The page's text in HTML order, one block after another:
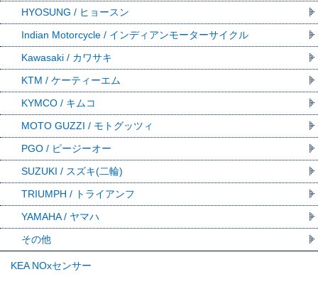
HYOSUNG / ヒョースン
Indian Motorcycle / インディアンモーターサイクル
Kawasaki / カワサキ
KTM / ケーティーエム
KYMCO / キムコ
MOTO GUZZI / モトグッツィ
PGO / ピージーオー
SUZUKI / スズキ(二輪)
TRIUMPH / トライアンフ
YAMAHA / ヤマハ
その他
KEA NOxセンサー